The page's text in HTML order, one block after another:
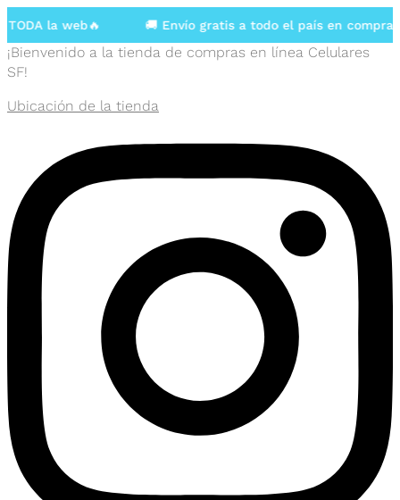
la web🔥 🚚 Envío gratis a todo el país en compras
¡Bienvenido a la tienda de compras en línea Celulares
SF!
Ubicación de la tienda